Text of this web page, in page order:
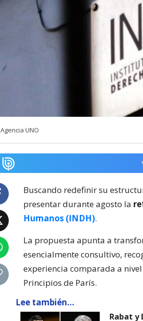
Agencia UNO
Buscando redefinir su
presentar durante agosto la
Humanos (INDH).
La propuesta apunta a
esencialmente consultivo,
experiencia comparada a
Principios de París.
Lee también...
Rabat y